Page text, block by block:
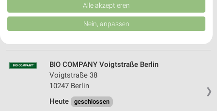
❯
Frankfurter Allee 113
10365 Berlin
❯
BIO COMPANY Voigtstraße Berlin
Voigtstraße 38
10247 Berlin
Heute
geschlossen
Verbesserung der Angebote. Verwendung reduzierter Daten zur Auswahl
von Inhalten.
Daten können außerhalb der Europäischen Union weitergegeben und in die
USA gesendet werden.
Website/App.
Wir nutzen Ihre Daten für folgende Zwecke:
IAB-Verarbeitungszwecke:
Speichern von oder Zugriff auf Informationen
auf einem Endgerät
Alle akzeptieren
Nein, anpassen